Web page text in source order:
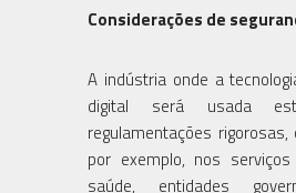
Considerações de
A indústria onde a
digital será usada
regulamentações rigorosas,
por exemplo, nos
saúde, entidades